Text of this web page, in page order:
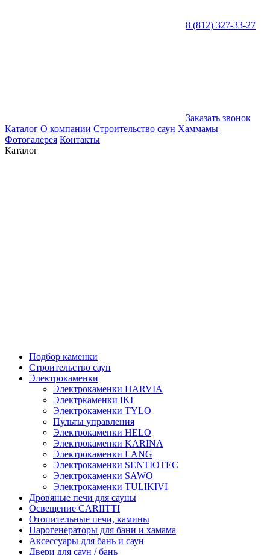
8 (812) 327-33-27
Заказать звонок
Каталог О компании Строительство саун Хаммамы
Фотогалерея Контакты
Каталог
Подбор каменки
Строительство саун
Электрокаменки
Электрокаменки HARVIA
Электркаменки IKI
Электрокаменки TYLO
Пульты управления
Электрокаменки HELO
Электрокаменки KARINA
Электрокаменки LANG
Электрокаменки SENTIOTEC
Электрокаменки SAWO
Электрокаменки TULIKIVI
Дровяные печи для сауны
Освещение CARIITTI
Отопительные печи, камины
Парогенераторы для бани и хамама
Аксессуары для бань и саун
Двери для саун / бань